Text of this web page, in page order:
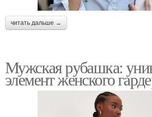
читать дальше →
Мужская рубашка:
элемент женского